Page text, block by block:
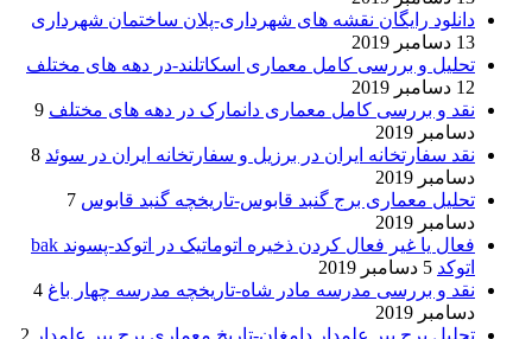
دانلود رایگان نقشه های شهرداری-پلان ساختمان شهرداری
13 دسامبر 2019
تحلیل و بررسی کامل معماری اسکاتلند-در دهه های مختلف
12 دسامبر 2019
نقد و بررسی کامل معماری دانمارک در دهه های مختلف 9
دسامبر 2019
نقد سفارتخانه ایران در برزیل و سفارتخانه ایران در سوئد 8
دسامبر 2019
تحلیل معماری برج گنبد قابوس-تاریخچه گنبد قابوس 7
دسامبر 2019
فعال یا غیر فعال کردن ذخیره اتوماتیک در اتوکد-پسوند bak
اتوکد 5 دسامبر 2019
نقد و بررسی مدرسه مادر شاه-تاریخچه مدرسه چهار باغ 4
دسامبر 2019
تحلیل برج پیر علمدار دامغان-تاریخ معماری برج پیر علمدار 2